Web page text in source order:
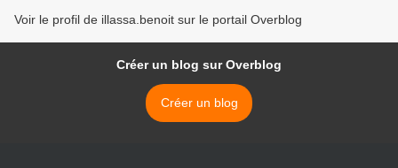
Voir le profil de illassa.benoit sur le portail Overblog
Créer un blog sur Overblog
Créer un blog